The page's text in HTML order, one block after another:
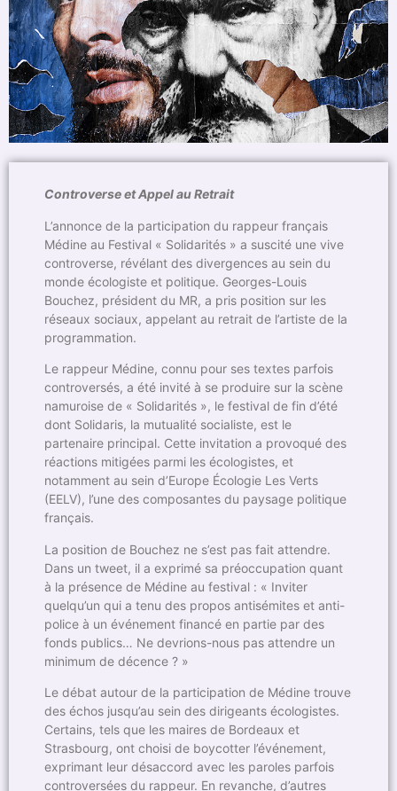
Controverse et Appel au Retrait
L’annonce de la participation du rappeur français
Médine au Festival « Solidarités » a suscité une vive
controverse, révélant des divergences au sein du
monde écologiste et politique. Georges-Louis
Bouchez, président du MR, a pris position sur les
réseaux sociaux, appelant au retrait de l’artiste de la
programmation.
Le rappeur Médine, connu pour ses textes parfois
controversés, a été invité à se produire sur la scène
namuroise de « Solidarités », le festival de fin d’été
dont Solidaris, la mutualité socialiste, est le
partenaire principal. Cette invitation a provoqué des
réactions mitigées parmi les écologistes, et
notamment au sein d’Europe Écologie Les Verts
(EELV), l’une des composantes du paysage politique
français.
La position de Bouchez ne s’est pas fait attendre.
Dans un tweet, il a exprimé sa préoccupation quant
à la présence de Médine au festival : « Inviter
quelqu’un qui a tenu des propos antisémites et anti-
police à un événement financé en partie par des
fonds publics… Ne devrions-nous pas attendre un
minimum de décence ? »
Le débat autour de la participation de Médine trouve
des échos jusqu’au sein des dirigeants écologistes.
Certains, tels que les maires de Bordeaux et
Strasbourg, ont choisi de boycotter l’événement,
exprimant leur désaccord avec les paroles parfois
controversées du rappeur. En revanche, d’autres